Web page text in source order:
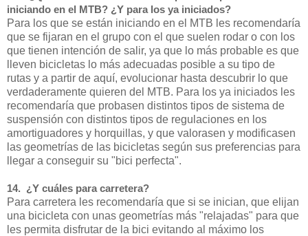
iniciando en el MTB? ¿Y para los ya iniciados?
Para los que se están iniciando en el MTB les recomendaría
que se fijaran en el grupo con el que suelen rodar o con los
que tienen intención de salir, ya que lo más probable es que
lleven bicicletas lo más adecuadas posible a su tipo de
rutas y a partir de aquí, evolucionar hasta descubrir lo que
verdaderamente quieren del MTB. Para los ya iniciados les
recomendaría que probasen distintos tipos de sistema de
suspensión con distintos tipos de regulaciones en los
amortiguadores y horquillas, y que valorasen y modificasen
las geometrías de las bicicletas según sus preferencias para
llegar a conseguir su "bici perfecta".
14. ¿Y cuáles para carretera?
Para carretera les recomendaría que si se inician, que elijan
una bicicleta con unas geometrías más "relajadas" para que
les permita disfrutar de la bici evitando al máximo los